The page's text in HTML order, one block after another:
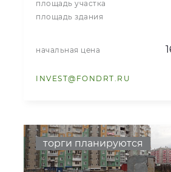
площадь участка
площадь здания
начальная цена
INVEST@FONDRT.RU
торги планируются